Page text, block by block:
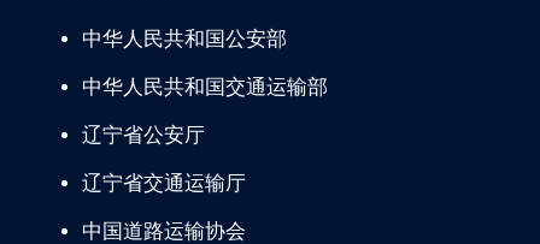
中华人民共和国公安部
中华人民共和国交通运输部
辽宁省公安厅
辽宁省交通运输厅
中国道路运输协会